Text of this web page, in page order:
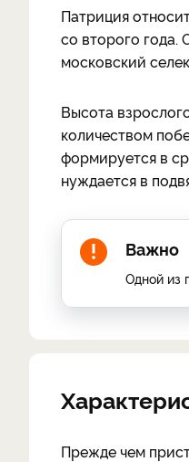
Патриция
со второго года.
московский
Высота
количеством
формируется в
нуждается в
Важно
Одной из
Прежде чем